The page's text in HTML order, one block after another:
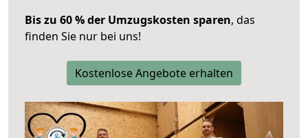
Bis zu 60 % der Umzugskosten sparen, das
finden Sie nur bei uns!
Kostenlose Angebote erhalten